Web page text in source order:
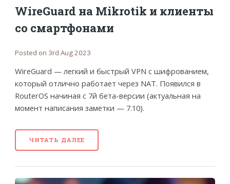
WireGuard на Mikrotik и клиенты
со смартфонами
Posted on 3rd Aug 2023
WireGuard — легкий и быстрый VPN c шифрованием,
который отлично работает через NAT. Появился в
RouterOS начиная с 7й бета-версии (актуальная на
момент написания заметки — 7.10).
ЧИТАТЬ ДАЛЕЕ